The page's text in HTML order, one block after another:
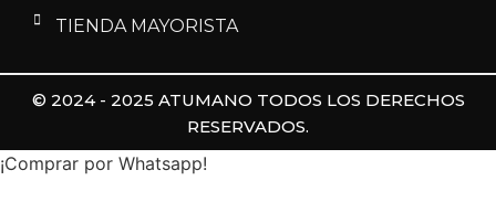
TIENDA MAYORISTA
© 2024 - 2025 ATUMANO TODOS LOS DERECHOS
RESERVADOS.
¡Comprar por Whatsapp!